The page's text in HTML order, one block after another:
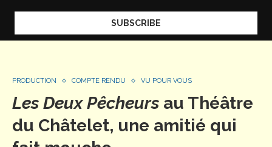
PRODUCTION COMPTE RENDU VU POUR VOUS
Les Deux Pêcheurs au Théâtre
du Châtelet, une amitié qui